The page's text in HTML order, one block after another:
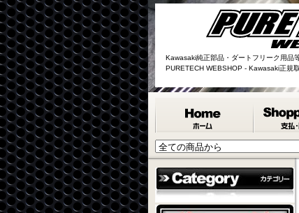
Kawasaki純正部品・ダートフリーク用品
PURETECH WEBSHOP - Kawasaki正規